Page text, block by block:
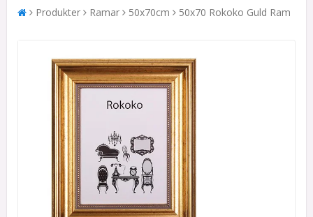
Produkter Ramar 50x70cm 50x70 Rokoko Guld Ram